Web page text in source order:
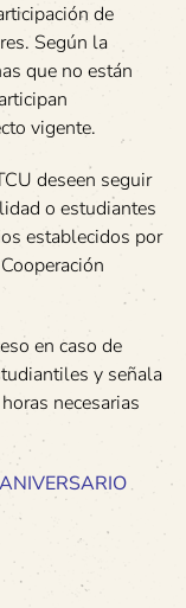
de
Según la
que no están
vigente.
deseen seguir
o estudiantes
establecidos por
en caso de
y señala
necesarias